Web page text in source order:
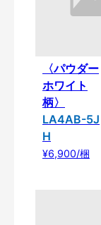
〈パウダー
ホワイト
柄〉
LA4AB-5J
H
¥6,900/梱